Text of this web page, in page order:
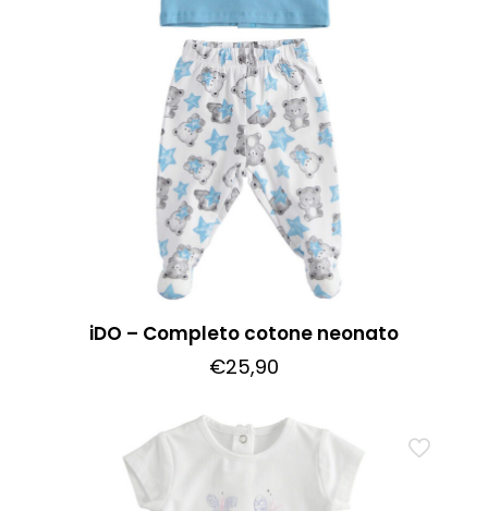
opzioni
possono
essere
scelte
nella
pagina
del
prodotto
iDO – Completo cotone neonato
€25,90
prodotto
più